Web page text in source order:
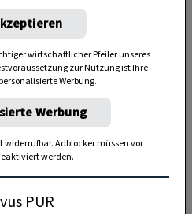
wirtschaftlicher Pfeiler unseres
zur Nutzung ist Ihre
Werbung.
Werbung
Adblocker müssen vor
werden.
PUR